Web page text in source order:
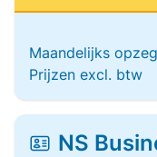
Maandelijks
Prijzen excl. btw
NS